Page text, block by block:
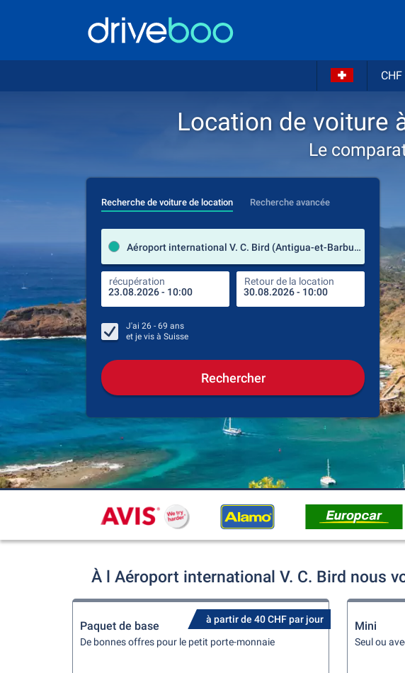
CHF
Location de voiture
Le
Recherche de voiture de location Recherche avancée
Aéroport international V. C. Bird (Antigua-et-Barbuda)
récupération Retour de la location
J'ai 26 - 69 ans
et je vis à Suisse
Rechercher
À l Aéroport international V. C. Bird nous
à partir de 40 CHF par jour
Paquet de base
De bonnes offres pour le petit porte-monnaie
Mini
Seul ou